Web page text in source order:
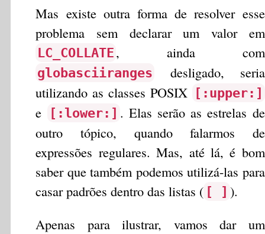
Mas existe outra forma de resolver esse
problema sem declarar um valor em
LC_COLLATE, ainda com
globasciiranges
desligado, seria
utilizando as classes POSIX [:upper:]
e [:lower:] . Elas serão as estrelas de
outro tópico, quando falarmos de
expressões regulares. Mas, até lá, é bom
saber que também podemos utilizá-las para
casar padrões dentro das listas ( [ ] ).
Apenas para ilustrar, vamos dar um